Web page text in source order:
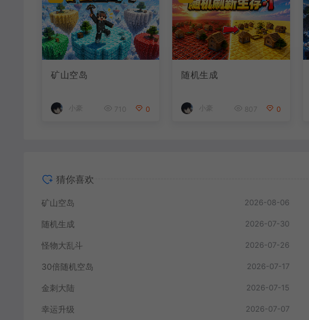
矿山空岛
小豪 710 0
随机生成
小豪 807 0
猜你喜欢
矿山空岛 2026-08-06
随机生成 2026-07-30
怪物大乱斗 2026-07-26
30倍随机空岛 2026-07-17
金刺大陆 2026-07-15
幸运升级 2026-07-07